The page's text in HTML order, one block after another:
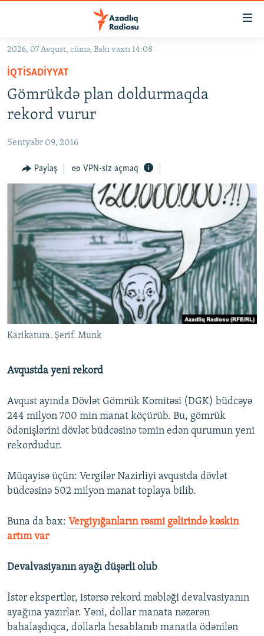
Əsas
qayıt
Əsas
naviqasiyaya
qayıt
Axtarışa
GÜNDƏM
KORRUPSIOMETR
FƏRQƏ BAX
QANUNI DOĞRU
ARAŞDIRMA
MULTIMEDIA
VIDEO
FOTOQALEREYA
İNFOQRAFIKA
KARIKATURA
RADIO ARXIV
OXU ZALI
AZƏRBAYCAN ƏDƏBIYYATI KITABXANASI
İSLAM VƏ DEMOKRATIYA
İZ - MƏDƏNIYYƏT PROQRAMI
HAQQIMIZDA
MISSIYAMIZ
PEŞƏ ETIKASI VƏ JURNALISTIKA STANDARTLARIMIZ
MATERIALLARIMIZDAN ISTIFADƏ
AZADLIQRADIOSU MOBIL TELEFONUNUZDA
BIZI IZLƏ
RFE/RL-in bütün saytları
2026, 07 Avqust, cümə, Bakı vaxtı 14:08
İQTISADIYYAT
Gömrükdə plan doldurmaqda
rekord vurur
Sentyabr 09, 2016
Paylaş VPN-siz açmaq
Karikatura. Şerif. Munk
Avqustda yeni rekord
Avqust ayında Dövlət Gömrük Komitəsi (DGK) büdcəyə
244 milyon 700 min manat köçürüb. Bu, gömrük
ödənişlərini dövlət büdcəsinə təmin edən qurumun yeni
rekordudur.
Müqayisə üçün: Vergilər Nazirliyi avqustda dövlət
büdcəsinə 502 milyon manat toplaya bilib.
Buna da bax:​ Vergiyığanların rəsmi gəlirində kəskin
artım var
Devalvasiyanın ayağı düşərli olub
İstər ekspertlər, istərsə rekord məbləği devalvasiyanın
ayağına yazırlar. Yəni, dollar manata nəzərən
bahalaşdıqca, dollarla hesablanıb manatla ödənilən